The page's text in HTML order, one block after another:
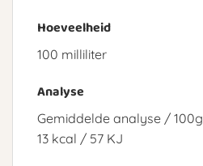
Hoeveelheid
100 milliliter
Analyse
Gemiddelde analyse / 100g
13 kcal / 57 KJ